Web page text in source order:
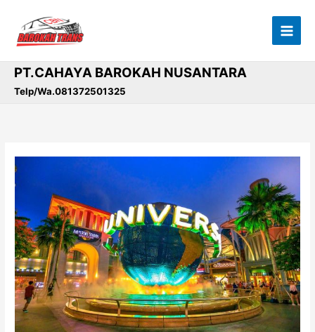
konten
PT.CAHAYA BAROKAH NUSANTARA
Telp/Wa.081372501325